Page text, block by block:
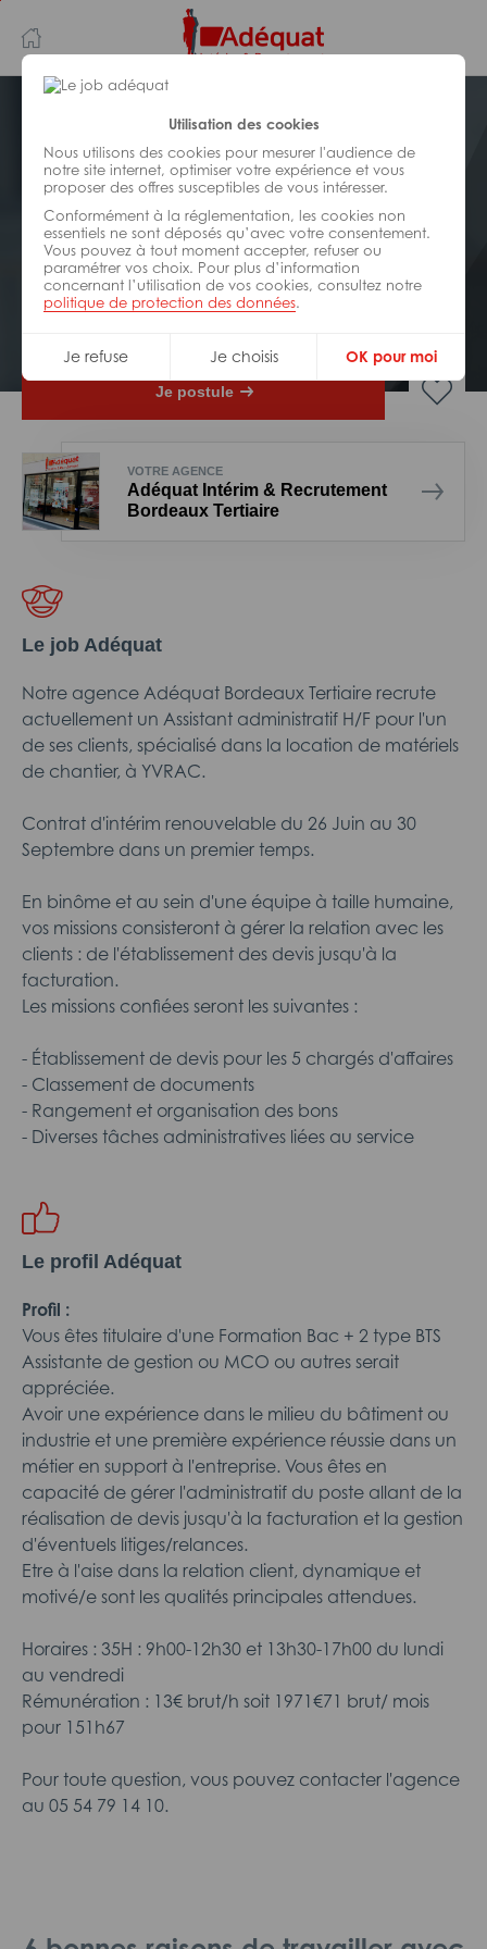
Utilisation des cookies
Nous utilisons des cookies pour mesurer l'audience de
notre site internet, optimiser votre expérience et vous
proposer des offres susceptibles de vous intéresser.
Conformément à la réglementation, les cookies non
essentiels ne sont déposés qu’avec votre consentement.
Vous pouvez à tout moment accepter, refuser ou
paramétrer vos choix. Pour plus d’information
concernant l’utilisation de vos cookies, consultez notre
politique de protection des données.
Je refuse Je choisis OK pour moi
au
contenu
principal
navigation
ADMINISTRATIF/ACCUEIL/SECRÉTARIAT/
ASSISTANAT
Réf : Z47-326941
Assistant(e) administratif H/F
Interim Yvrac
Je postule
VOTRE AGENCE
Adéquat Intérim & Recrutement
Bordeaux Tertiaire
Le job Adéquat
Notre agence Adéquat Bordeaux Tertiaire recrute
actuellement un Assistant administratif H/F pour l'un
de ses clients, spécialisé dans la location de matériels
de chantier, à YVRAC.
Contrat d'intérim renouvelable du 26 Juin au 30
Septembre dans un premier temps.
En binôme et au sein d'une équipe à taille humaine,
vos missions consisteront à gérer la relation avec les
clients : de l'établissement des devis jusqu'à la
facturation.
Les missions confiées seront les suivantes :
- Établissement de devis pour les 5 chargés d'affaires
- Classement de documents
- Rangement et organisation des bons
- Diverses tâches administratives liées au service
Le profil Adéquat
Profil :
Vous êtes titulaire d'une Formation Bac + 2 type BTS
Assistante de gestion ou MCO ou autres serait
appréciée.
Avoir une expérience dans le milieu du bâtiment ou
industrie et une première expérience réussie dans un
métier en support à l'entreprise. Vous êtes en
capacité de gérer l'administratif du poste allant de la
réalisation de devis jusqu'à la facturation et la gestion
d'éventuels litiges/relances.
Etre à l'aise dans la relation client, dynamique et
motivé/e sont les qualités principales attendues.
Horaires : 35H : 9h00-12h30 et 13h30-17h00 du lundi
au vendredi
Rémunération : 13€ brut/h soit 1971€71 brut/ mois
pour 151h67
Pour toute question, vous pouvez contacter l'agence
au 05 54 79 14 10.